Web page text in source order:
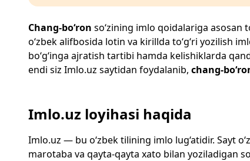
Chang-bo‘ron so‘zining imlo qoidalariga asosan
o‘zbek alifbosida lotin va kirillda to‘g‘ri yozilish
bo‘g‘inga ajratish tartibi hamda kelishiklarda
endi siz Imlo.uz saytidan foydalanib, chang-
Imlo.uz loyihasi haqida
Imlo.uz — bu o‘zbek tilining imlo lug‘atidir. Sayt
marotaba va qayta-qayta xato bilan yoziladigan